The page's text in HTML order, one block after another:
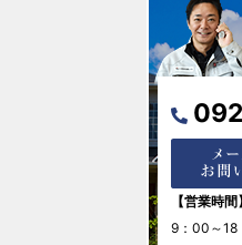
【営業時間】
9：00～18